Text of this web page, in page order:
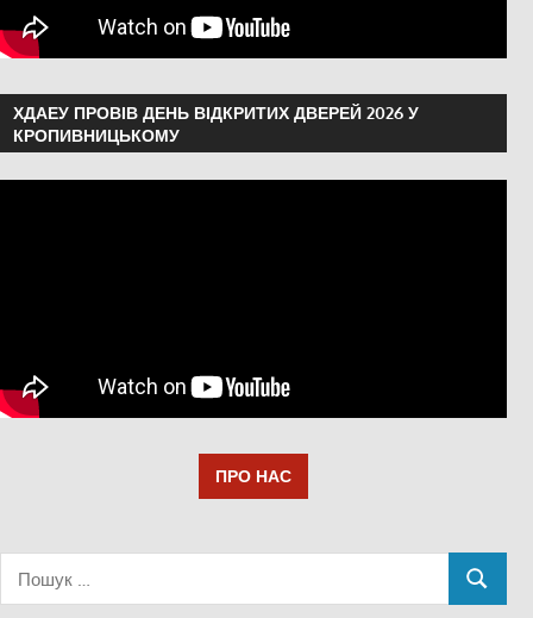
ХДАЕУ ПРОВІВ ДЕНЬ ВІДКРИТИХ ДВЕРЕЙ 2026 У
КРОПИВНИЦЬКОМУ
ПРО НАС